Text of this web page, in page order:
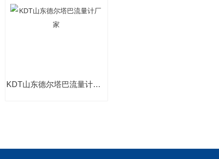
KDT山东德尔塔巴流量计厂家